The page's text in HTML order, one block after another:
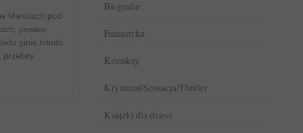
Miesbach pod
pewien
ginie młoda
przebity
Biografie
Fantastyka
Komiksy
Kryminał/Sensacja/Thriller
Książki dla dzieci